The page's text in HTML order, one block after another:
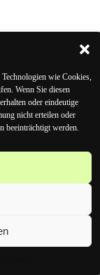
wie Cookies,
Wenn Sie diesen
oder eindeutige
nicht erteilen oder
beeinträchtigt werden.
aktuell
haben